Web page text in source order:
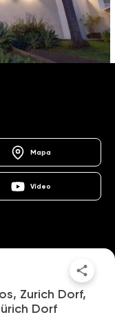
Mapa
Vídeo
Zurich Dorf,
Dorf